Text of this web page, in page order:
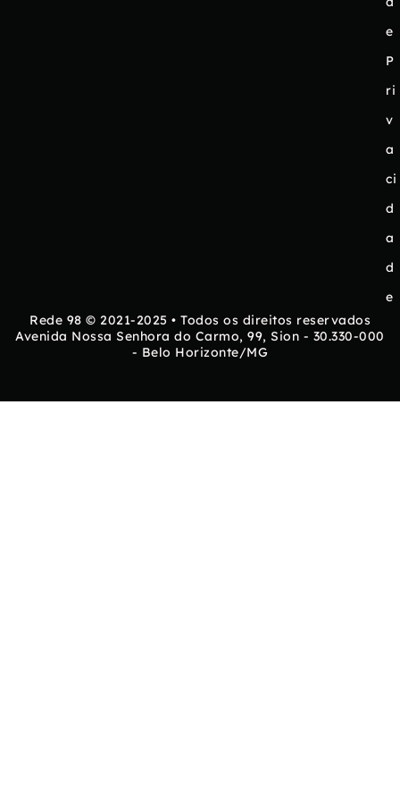
e
P
ri
v
a
ci
d
a
d
e
Rede 98 © 2021-2025 • Todos os direitos reservados
Avenida Nossa Senhora do Carmo, 99, Sion - 30.330-000
- Belo Horizonte/MG